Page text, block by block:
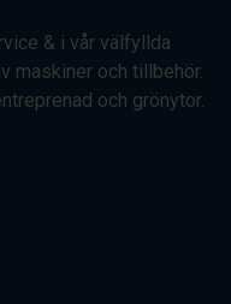
& i vår välfyllda
maskiner och tillbehör.
och grönytor.